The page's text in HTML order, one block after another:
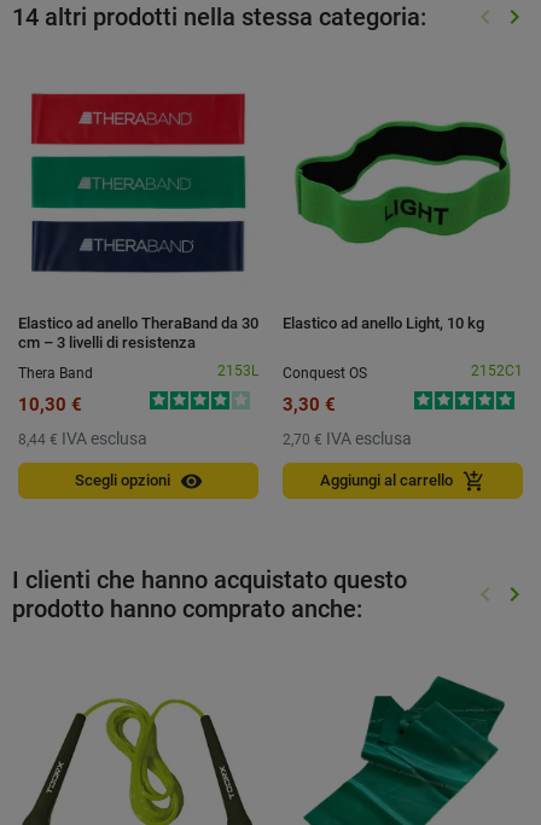
14 altri prodotti nella stessa categoria: keyboard_arrow_left keyboard_arrow_right
Elastico ad anello TheraBand da 30
cm – 3 livelli di resistenza
Thera Band
2153L
10,30 €
8,44 € IVA esclusa
Scegli opzioni visibility
Elastico ad anello Light, 10 kg
Conquest OS 2152C1
3,30 €
2,70 € IVA esclusa
Aggiungi al carrello add_shopping_cart
I clienti che hanno acquistato questo
prodotto hanno comprato anche:
keyboard_arrow_left keyboard_arrow_right